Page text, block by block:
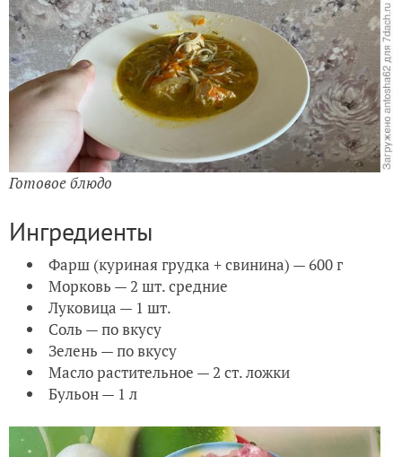
Готовое блюдо
Ингредиенты
Фарш (куриная грудка + свинина) — 600 г
Морковь — 2 шт. средние
Луковица — 1 шт.
Соль — по вкусу
Зелень — по вкусу
Масло растительное — 2 ст. ложки
Бульон — 1 л